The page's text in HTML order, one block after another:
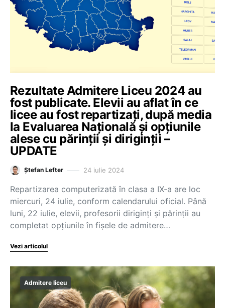
Rezultate Admitere Liceu 2024 au
fost publicate. Elevii au aflat în ce
licee au fost repartizați, după media
la Evaluarea Națională și opțiunile
alese cu părinții și diriginții –
UPDATE
Ștefan Lefter 24 iulie 2024
Repartizarea computerizată în clasa a IX-a are loc
miercuri, 24 iulie, conform calendarului oficial. Până
luni, 22 iulie, elevii, profesorii diriginți și părinții au
completat opțiunile în fișele de admitere…
Vezi articolul
Admitere liceu